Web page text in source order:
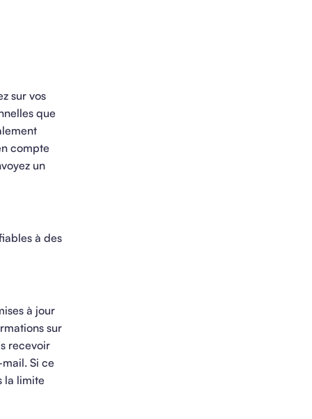
sur vos
que
compte
un
à des
à jour
sur
recevoir
Si ce
la limite